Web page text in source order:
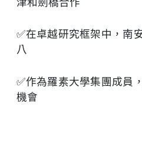
津和劍橋合作
✅在卓越研究框架中，南
八
✅作為羅素大學集團成員
機會